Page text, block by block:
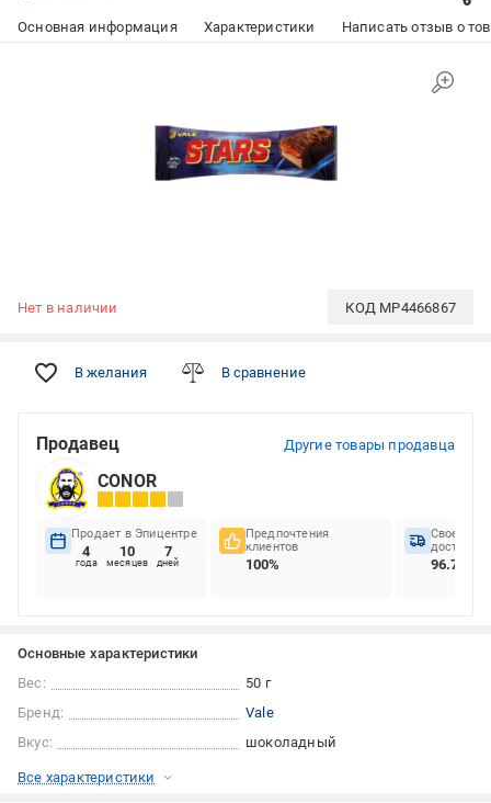
Основная информация Характеристики Написать отзыв о
Нет в наличии КОД MP4466867
В желания В сравнение
Продавец Другие товары продавца
CONOR
Продает в Эпицентре
4
года
10
месяцев
7
дней
Предпочтения
клиентов
100%
доставок
96.7%
Основные характеристики
Вес:
50 г
Бренд:
Vale
Вкус:
шоколадный
Все характеристики